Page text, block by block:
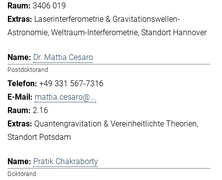
3406 019
Laserinterferometrie & Gravitationswellen-
Astronomie Weltraum-Interferometrie Standort Hannover
Dr. Mattia Cesaro
Postdoktorand
+49 331 567-7316
mattia.cesaro@...
2.16
Quantengravitation & Vereinheitlichte Theorien
Standort Potsdam
Pratik Chakraborty
Doktorand